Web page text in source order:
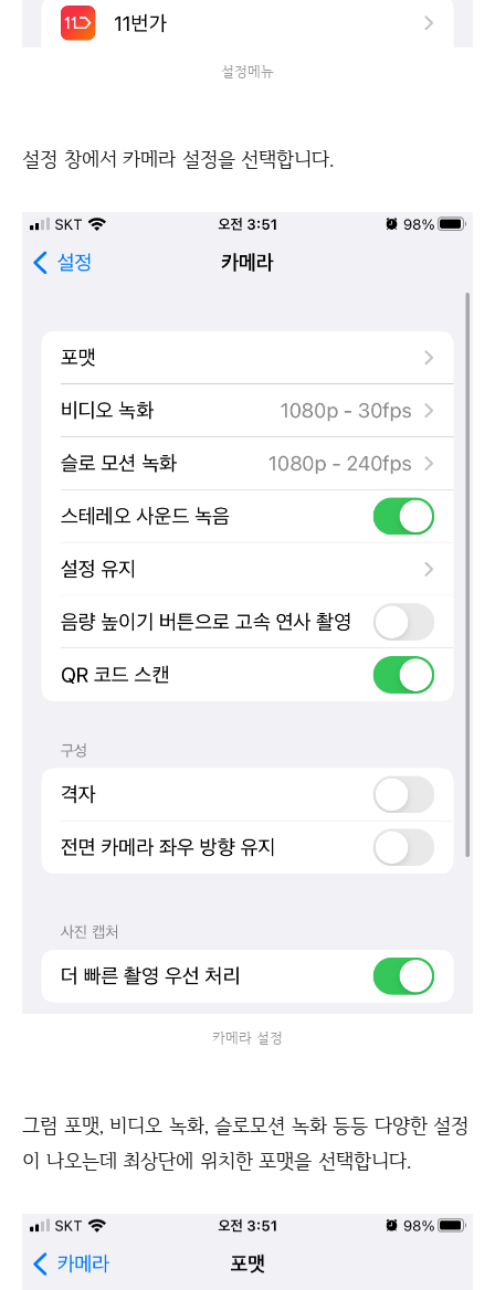
설정메뉴
설정 창에서 카메라 설정을 선택합니다.
카메라 설정
그럼 포맷, 비디오 녹화, 슬로모션 녹화 등등 다양한 설정
이 나오는데 최상단에 위치한 포맷을 선택합니다.